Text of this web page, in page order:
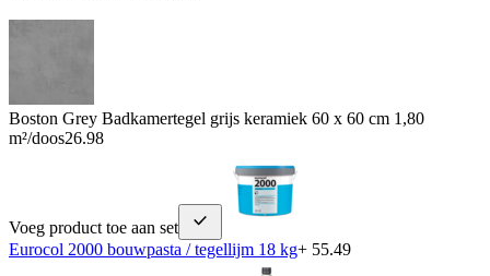
Boston Grey Badkamertegel grijs keramiek 60 x 60 cm 1,80
m²/doos26.98
Voeg product toe aan set
Eurocol 2000 bouwpasta / tegellijm 18 kg+ 55.49